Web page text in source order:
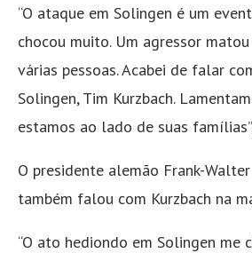
“O ataque em Solingen é um
chocou muito. Um agressor
várias pessoas. Acabei de falar
Solingen, Tim Kurzbach.
estamos ao lado de suas
O presidente alemão Frank-
também falou com Kurzbach na
“O ato hediondo em Solingen me